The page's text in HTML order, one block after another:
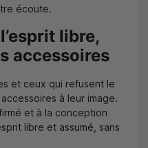
écoute.
libre,
accessoires
et ceux qui refusent le
à leur image.
et à la conception
libre et assumé, sans